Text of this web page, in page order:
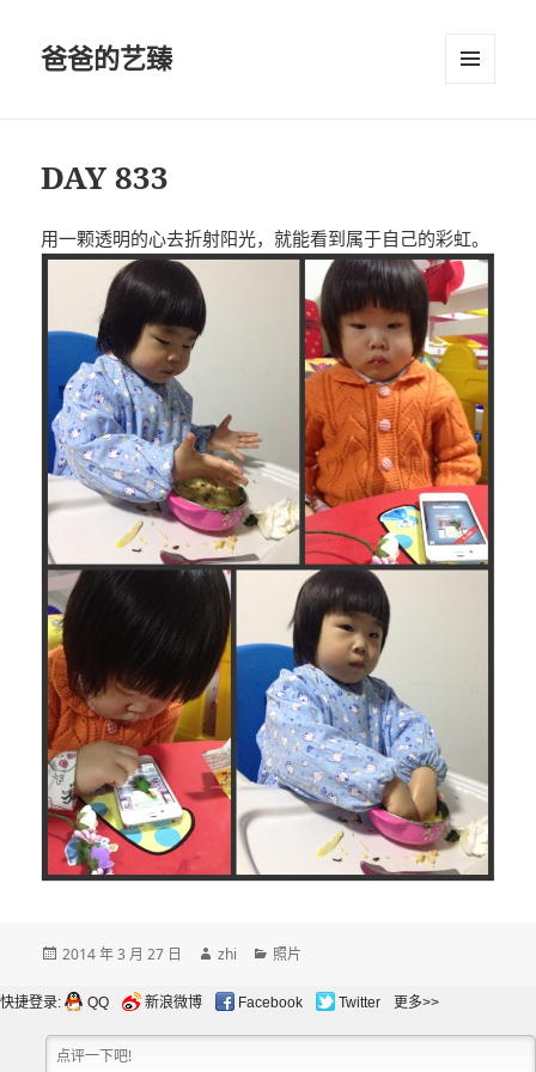
爸爸的艺臻
DAY 833
用一颗透明的心去折射阳光，就能看到属于自己的彩虹。
发
于
2014 年 3 月 27 日
作
zhi
分
照片
快捷登录: QQ 新浪微博 Facebook Twitter 更多>>